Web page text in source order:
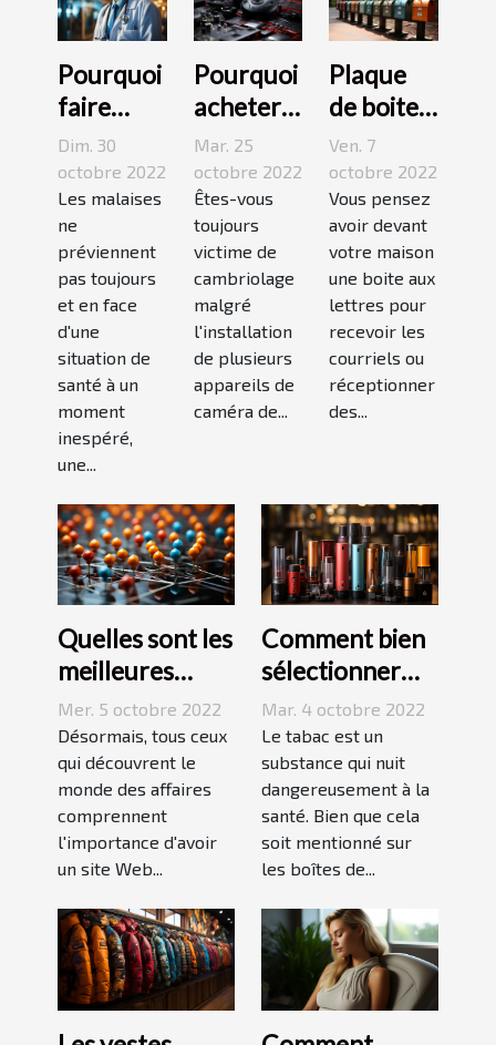
Pourquoi
faire
appel à
une
maison
médicale
de garde
?
Dim. 30
octobre 2022
Les malaises
ne
préviennent
pas toujours
et en face
d'une
situation de
santé à un
moment
inespéré,
une...
Pourquoi
acheter
une
caméra
espion ?
Mar. 25
octobre 2022
Êtes-vous
toujours
victime de
cambriolage
malgré
l'installation
de plusieurs
appareils de
caméra de...
Plaque
de boite
aux
lettres :3
conseils
pour bien
choisir un
bon
modèle
Ven. 7
octobre 2022
Vous pensez
avoir devant
votre maison
une boite aux
lettres pour
recevoir les
courriels ou
réceptionner
des...
Quelles sont les
meilleures
stratégies de
netlinking ?
Mer. 5 octobre 2022
Désormais, tous ceux
qui découvrent le
monde des affaires
comprennent
l'importance d'avoir
un site Web...
Comment bien
sélectionner
une cigarette
électronique ?
Mar. 4 octobre 2022
Le tabac est un
substance qui nuit
dangereusement à la
santé. Bien que cela
soit mentionné sur
les boîtes de...